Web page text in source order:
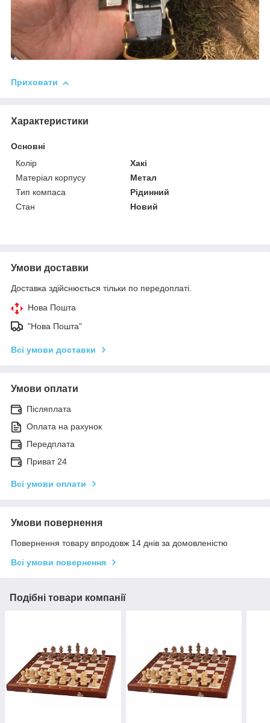
Приховати
Характеристики
Основні
Колір
Хакі
Матеріал корпусу
Метал
Тип компаса
Рідинний
Стан
Новий
Умови доставки
Доставка здійснюється тільки по передоплаті.
Нова Пошта
"Нова Пошта"
Всі умови доставки
Умови оплати
Післяплата
Оплата на рахунок
Передплата
Приват 24
Всі умови оплати
Умови повернення
Повернення товару впродовж 14 днів за домовленістю
Всі умови повернення
Подібні товари компанії